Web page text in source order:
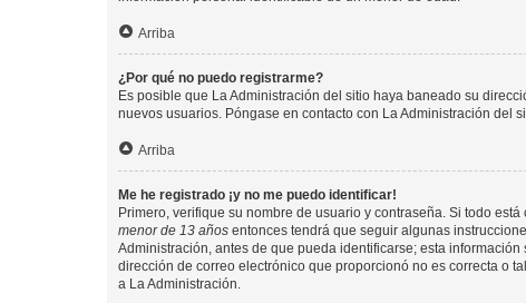
Arriba
¿Por qué no puedo registrarme?
Es posible que La Administración del sitio haya baneado su
nuevos usuarios. Póngase en contacto con La Administración del
Arriba
Me he registrado ¡y no me puedo identificar!
Primero, verifique su nombre de usuario y contraseña. Si todo
menor de 13 años entonces tendrá que seguir algunas
Administración, antes de que pueda identificarse; esta
dirección de correo electrónico que proporcionó no es correcta o
a La Administración.